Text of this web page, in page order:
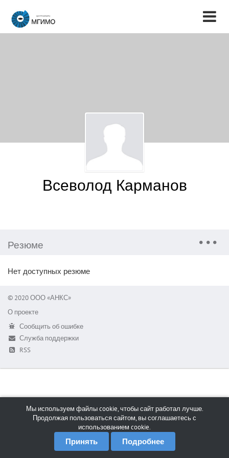
Всеволод Карманов
Резюме
Нет доступных резюме
© 2020 ООО «АНКС»
О проекте
Сообщить об ошибке
Служба поддержки
RSS
Мы используем файлы cookie, чтобы сайт работал лучше.
Продолжая пользоваться сайтом, вы соглашаетесь с
использованием cookie.
Принять Подробнее